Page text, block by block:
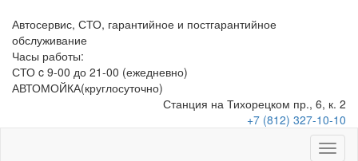
Автосервис, СТО, гарантийное и постгарантийное
обслуживание
Часы работы:
СТО c 9-00 до 21-00 (ежедневно)
АВТОМОЙКА(круглосуточно)
Станция на Тихорецком пр., 6, к. 2
+7 (812) 327-10-10